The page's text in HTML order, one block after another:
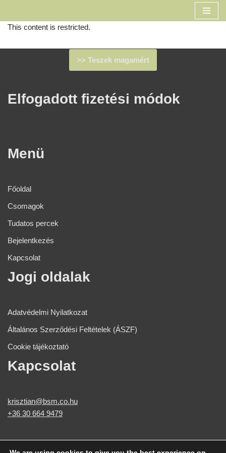
Skip
content
This content is restricted.
>> Teszek magamért
Elfogadott fizetési módok​
Menü
Főoldal
Csomagok
Tudatos percek
Bejelentkezés
Kapcsolat
Jogi oldalak​
Adatvédelmi Nyilatkozat
Általános Szerződési Feltételek (ÁSZF)
Cookie tájékoztató
Kapcsolat
krisztian@bsm.co.hu
+36 30 664 9479​